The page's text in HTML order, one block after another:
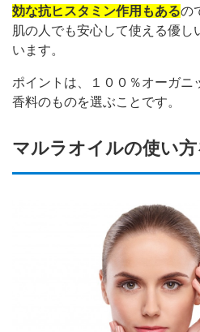
効な抗ヒスタミン作用もあるの
肌の人でも安心して使える優し
います。
ポイントは、１００％オーガニ
香料のものを選ぶことです。
マルラオイルの使い